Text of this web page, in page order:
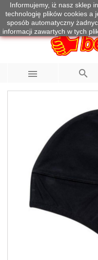
Informujemy, iż nasz sklep
technologię plików cookies a
sposób automatyczny
informacji zawartych w tych
Telefon:733 100 215
 